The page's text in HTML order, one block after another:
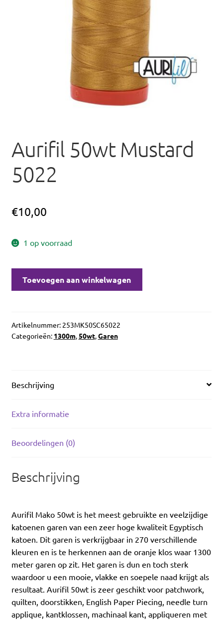
Aurifil 50wt Mustard
5022
€10,00
1 op voorraad
aantal
Toevoegen aan winkelwagen
Artikelnummer: 253MK50SC65022
Categorieën: 1300m,50wt,Garen
Beschrijving
Extra informatie
Beoordelingen (0)
Beschrijving
Aurifil Mako 50wt is het meest gebruikte en veelzijdige
katoenen garen van een zeer hoge kwaliteit Egyptisch
katoen. Dit garen is verkrijgbaar in 270 verschillende
kleuren en is te herkennen aan de oranje klos waar 1300
meter garen op zit. Het garen is dun en toch sterk
waardoor u een mooie, vlakke en soepele naad krijgt als
resultaat. Aurifil 50wt is zeer geschikt voor patchwork,
quilten, doorstikken, English Paper Piecing, needle turn
applique, kantklossen, machinaal kant, appliqueren met